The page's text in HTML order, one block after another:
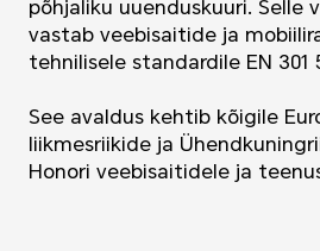
põhjaliku uuenduskuuri. Selle
vastab veebisaitide ja
tehnilisele standardile EN 301
See avaldus kehtib kõigile
liikmesriikide ja
Honori veebisaitidele ja